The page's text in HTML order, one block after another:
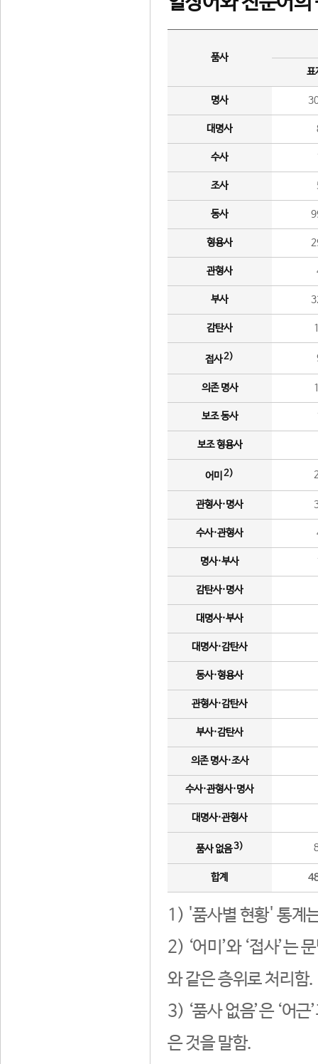
품사
표
명사
대명사
수사
조사
동사
형용사
관형사
부사
감탄사
접사2)
의존 명사
보조 동사
보조 형용사
어미 2)
관형사·명사
수사·관형사
명사·부사
감탄사·명사
대명사·부사
대명사·감탄사
동사·형용사
관형사·감탄사
부사·감탄사
의존 명사·조사
수사·관형사·명사
대명사·관형사
품사 없음3)
합계
1) '품사별 현황' 통계
2) ‘어미’와 ‘접사’는
와 같은 층위로 처리함.
3) ‘품사 없음’은 ‘어
은 것을 말함.